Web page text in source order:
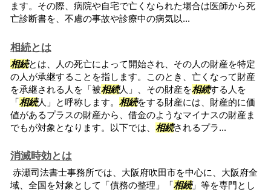
ます。その際、病院や自宅で亡くなられた場合は医師から死
亡診断書を、不慮の事故や診療中の病気以...
相続とは
相続とは、人の死亡によって開始され、その人の財産を特定
の人が承継することを指します。このとき、亡くなって財産
を承継される人を「被相続人」、その財産を相続する人を
「相続人」と呼称します。 相続をする財産には、財産的に価
値があるプラスの財産から、借金のようなマイナスの財産ま
でもが対象となります。以下では、 相続されるプラ...
消滅時効とは
赤瀬司法書士事務所では、大阪府吹田市を中心に、大阪府全
域、全国を対象として「債務の整理」「相続」等を専門とし